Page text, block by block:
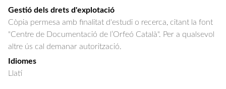
Gestió dels drets d'explotació
Còpia permesa amb finalitat d'estudi o recerca, citant la font
"Centre de Documentació de l’Orfeó Català". Per a qualsevol
altre ús cal demanar autorització.
Idiomes
Llatí